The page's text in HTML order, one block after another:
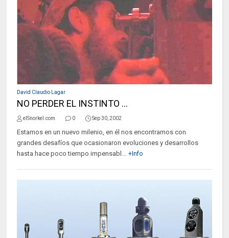
David Claudio Lagar
NO PERDER EL INSTINTO ...
elSnorkel.com 0 Sep 30, 2002
Estamos en un nuevo milenio, en él nos encontramos con
grandes desafíos que ocasionaron evoluciones y desarrollos
hasta hace poco tiempo impensabl... +Info